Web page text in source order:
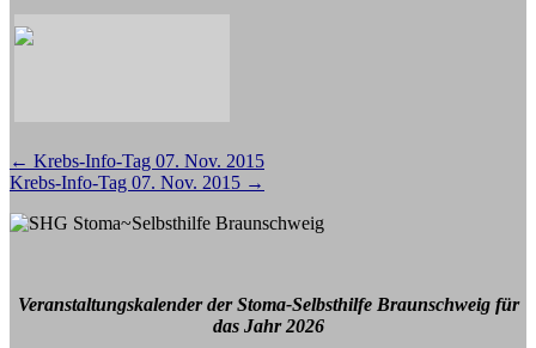
Beitragsnavigation
← Krebs-Info-Tag 07. Nov. 2015
Krebs-Info-Tag 07. Nov. 2015 →
Veranstaltungskalender der Stoma-Selbsthilfe Braunschweig für
das Jahr 2026